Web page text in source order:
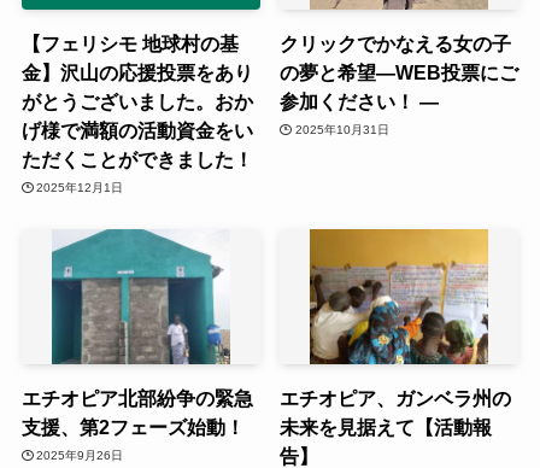
【フェリシモ 地球村の基
金】沢山の応援投票をあり
がとうございました。おか
げ様で満額の活動資金をい
ただくことができました！
2025年12月1日
クリックでかなえる女の子
の夢と希望―WEB投票にご
参加ください！ ―
2025年10月31日
エチオピア北部紛争の緊急
支援、第2フェーズ始動！
2025年9月26日
エチオピア、ガンベラ州の
未来を見据えて【活動報
告】